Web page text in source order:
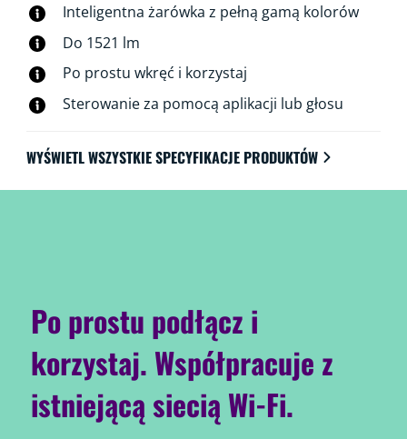
wtedy, gdy jesteś poza domem. Światła WiZ łączą się z
istniejącym routerem Wi-Fi i nie wymagają
dodatkowego sprzętu.
Inteligentna żarówka z pełną gamą kolorów
Do 1521 lm
Po prostu wkręć i korzystaj
Sterowanie za pomocą aplikacji lub głosu
WYŚWIETL WSZYSTKIE SPECYFIKACJE PRODUKTÓW
Po prostu podłącz i
korzystaj. Współpracuje z
istniejącą siecią Wi-Fi.